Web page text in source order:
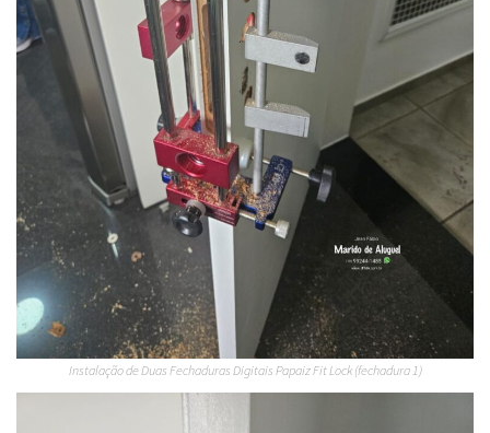
Instalação de Duas Fechaduras Digitais Papaiz Fit Lock (fechadura 1)